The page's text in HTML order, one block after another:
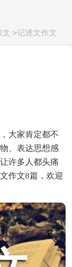
文 >记述文作文
大家肯定都不
、表达思想感
许多人都头痛
作文8篇，欢迎